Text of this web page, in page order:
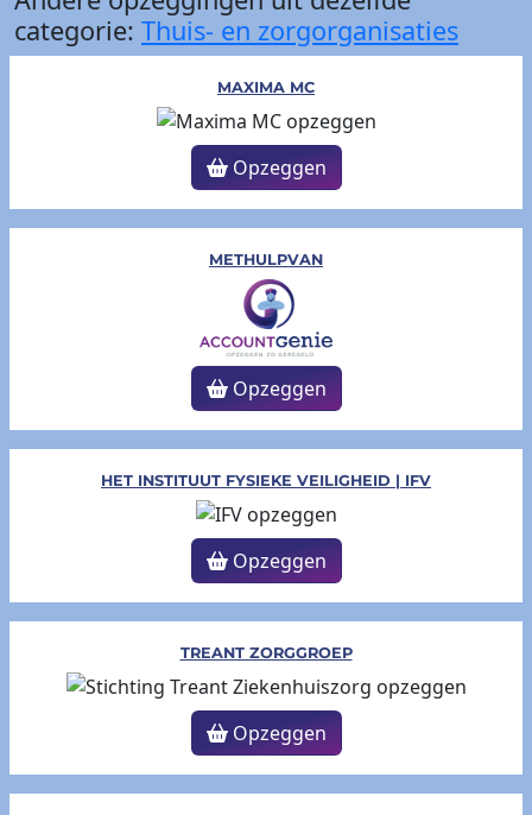
categorie: Thuis- en zorgorganisaties
MAXIMA MC
Opzeggen
METHULPVAN
Opzeggen
HET INSTITUUT FYSIEKE VEILIGHEID | IFV
Opzeggen
TREANT ZORGGROEP
Opzeggen